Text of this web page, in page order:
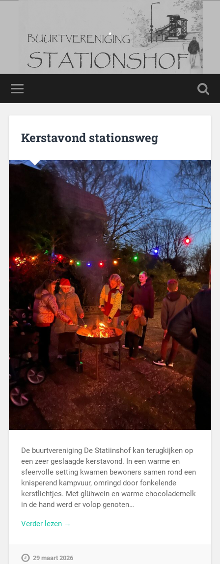
.
.
Kerstavond stationsweg
De buurtvereniging De Statiinshof kan terugkijken op
een zeer geslaagde kerstavond. In een warme en
sfeervolle setting kwamen bewoners samen rond een
knisperend kampvuur, omringd door fonkelende
kerstlichtjes. Met glühwein en warme chocolademelk
in de hand werd er volop genoten…
Verder lezen →
29 maart 2026